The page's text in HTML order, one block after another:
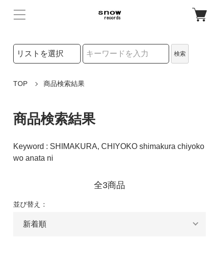
検索リストの選択
検索
TOP 商品検索結果
商品検索結果
Keyword : SHIMAKURA, CHIYOKO shimakura chiyoko
wo anata ni
全3商品
並び替え：